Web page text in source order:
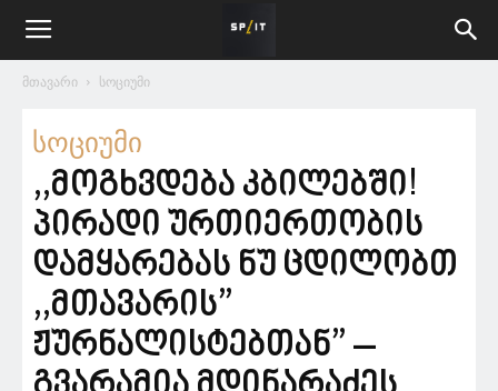
მთავარი სოციუმი
სოციუმი
,,მოგხვდება კბილებში!
პირადი ურთიერთობის
დამყარებას ნუ ცდილობთ
,,მთავარის”
ჟურნალისტებთან” –